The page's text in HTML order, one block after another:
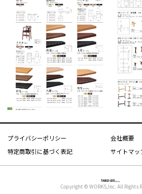
プライバシーポリシー
会社概要
特定商取引に基づく表記
サイトマッ
Copyright © WORKS,Inc. All Rights